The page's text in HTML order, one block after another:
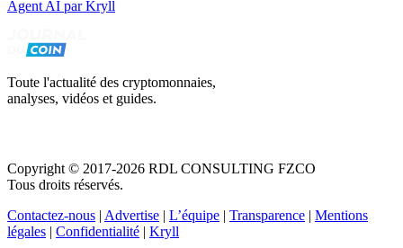
Agent AI par Kryll
Toute l'actualité des cryptomonnaies,
analyses, vidéos et guides.
Copyright © 2017-2026 RDL CONSULTING FZCO
Tous droits réservés.
Contactez-nous | Advertise | L’équipe | Transparence | Mentions
légales | Confidentialité | Kryll